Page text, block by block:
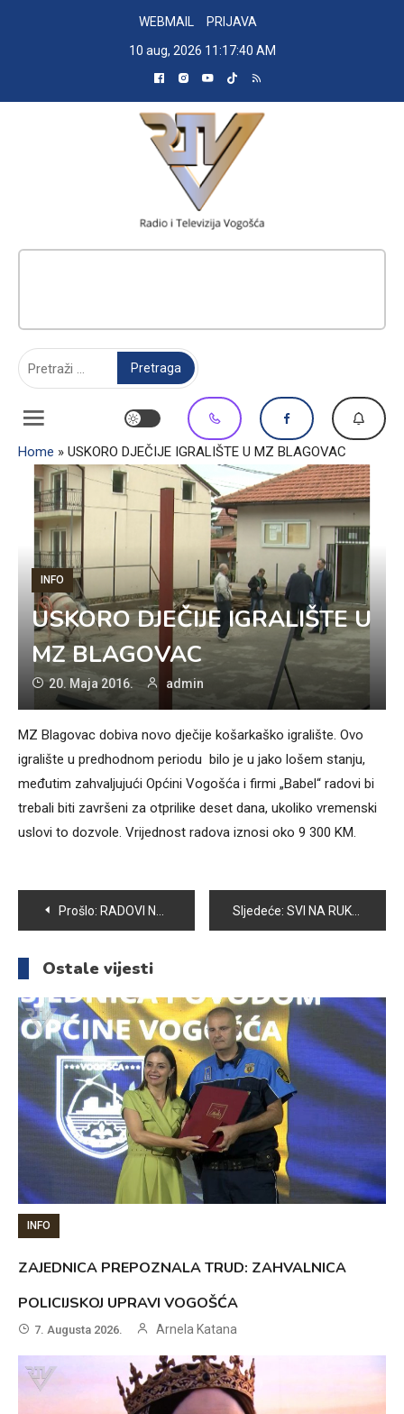
WEBMAIL
PRIJAVA
10 aug, 2026 11:17:41 AM
Home » USKORO DJEČIJE IGRALIŠTE U MZ BLAGOVAC
INFO
USKORO DJEČIJE IGRALIŠTE U
MZ BLAGOVAC
20. Maja 2016. admin
MZ Blagovac dobiva novo dječije košarkaško igralište. Ovo
igralište u predhodnom periodu bilo je u jako lošem stanju,
međutim zahvaljujući Općini Vogošća i firmi „Babel“ radovi bi
trebali biti završeni za otprilike deset dana, ukoliko vremenski
uslovi to dozvole. Vrijednost radova iznosi oko 9 300 KM.
Navigacija
članaka
Prošlo: RADOVI NA IZGRADNJI I UREĐENJU ŠKOLSKOG DVORIŠTA OŠ “PORODICE ef. RAMIĆ” PRIVODE SE KRAJU Sljedeće: SVI NA RUKOMET, SVI ZA VOGOŠĆU!
Ostale vijesti
INFO
ZAJEDNICA PREPOZNALA TRUD: ZAHVALNICA
POLICIJSKOJ UPRAVI VOGOŠĆA
7. Augusta 2026. Arnela Katana